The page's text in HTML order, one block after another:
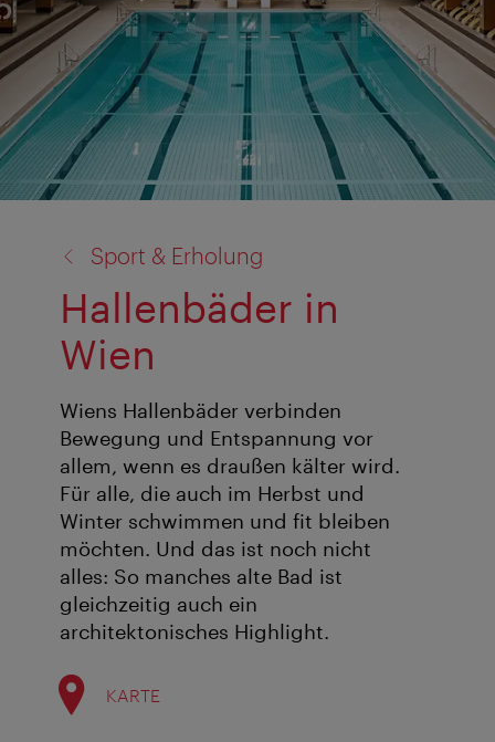
Sport & Erholung
Hallenbäder in
Wien
Wiens Hallenbäder verbinden
Bewegung und Entspannung vor
allem, wenn es draußen kälter wird.
Für alle, die auch im Herbst und
Winter schwimmen und fit bleiben
möchten. Und das ist noch nicht
alles: So manches alte Bad ist
gleichzeitig auch ein
architektonisches Highlight.
KARTE